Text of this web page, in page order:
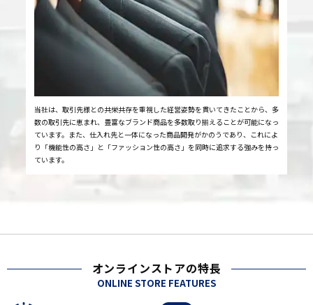
当社は、取引先様との共栄共存を重視した経営姿勢を貫いてきたことから、多
数の取引先に恵まれ、豊富なブランド商品を多数取り揃えることが可能になっ
ています。また、仕入れ先と一体になった商品開発がかのうであり、これによ
り「機能性の高さ」と「ファッション性の高さ」を同時に追求する強みを持っ
ています。
オンラインストアの特長
ONLINE STORE FEATURES